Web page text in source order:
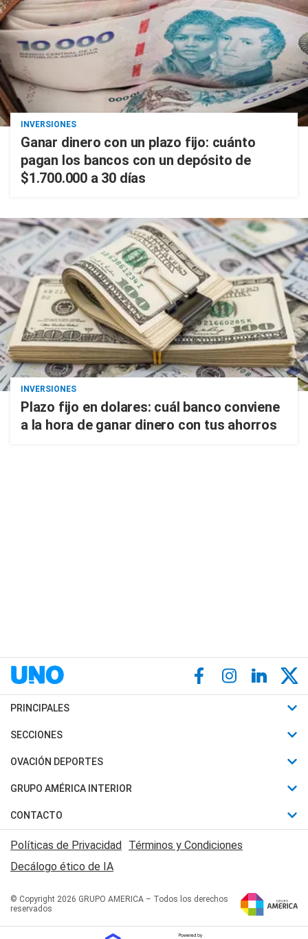
INVERSIONES
Ganar dinero con un plazo fijo: cuánto
pagan los bancos con un depósito de
$1.700.000 a 30 días
INVERSIONES
Plazo fijo en dolares: cuál banco conviene
a la hora de ganar dinero con tus ahorros
PRINCIPALES
Últimas Noticias
Política
Judiciales
Economia
SECCIONES
Horóscopo
Motores
Trucos caseros
Series y Películas
Edictos y Solicitadas
OVACIÓN DEPORTES
Fútbol
Mundial
Automovilismo
Rugby
Básquet
GRUPO AMÉRICA INTERIOR
Canal 7 en Vivo
San Juan 8
CONTACTO
Acerca de Nosotros
Contactanos
Políticas de Privacidad Términos y Condiciones
Decálogo ético de IA
© Copyright 2026 GRUPO AMERICA – Todos los derechos
reservados